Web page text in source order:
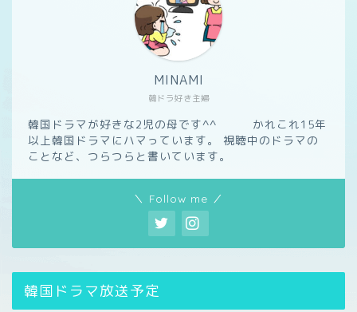
韓ドラ好き主婦
MINAMI
韓国ドラマが好きな2児の母です^^ かれこれ15年
以上韓国ドラマにハマっています。 視聴中のドラマの
ことなど、つらつらと書いています。
＼ Follow me ／
韓国ドラマ放送予定